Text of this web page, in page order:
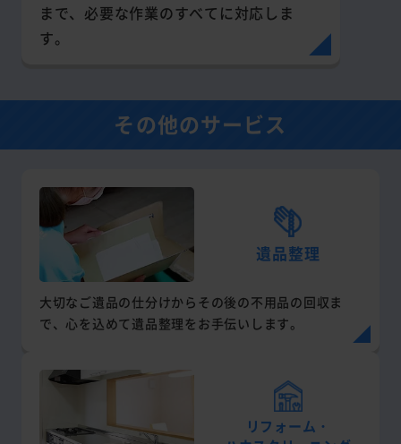
まで、必要な作業のすべてに対応しま
す。
その他のサービス
遺品整理
大切なご遺品の仕分けからその後の不用品の回収ま
で、心を込めて遺品整理をお手伝いします。
リフォーム・